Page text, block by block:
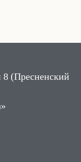
8 (Пресненский